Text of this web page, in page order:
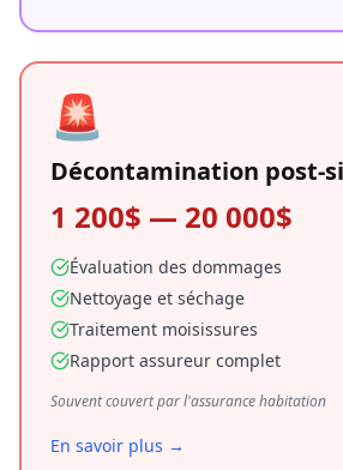
🚨
Décontamination post-
1 200$ — 20 000$
Évaluation des dommages
Nettoyage et séchage
Traitement moisissures
Rapport assureur complet
Souvent couvert par l'assurance habitation
En savoir plus →